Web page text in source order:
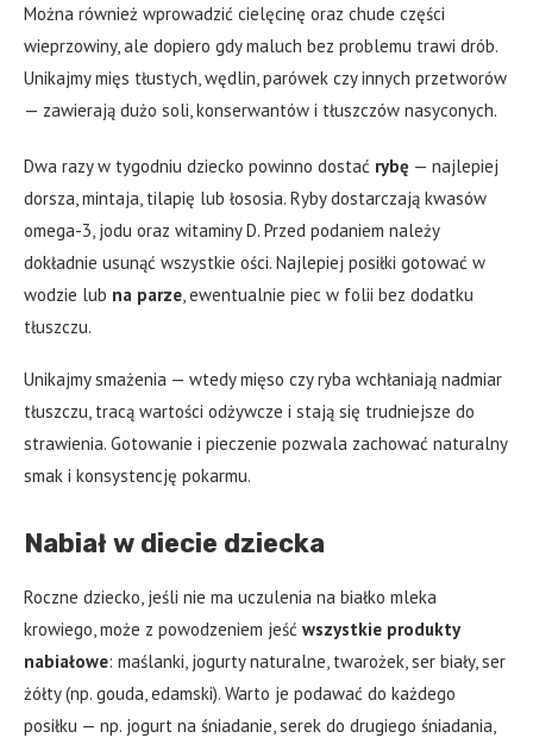
Można również wprowadzić cielęcinę oraz chude części
wieprzowiny, ale dopiero gdy maluch bez problemu trawi drób.
Unikajmy mięs tłustych, wędlin, parówek czy innych przetworów
— zawierają dużo soli, konserwantów i tłuszczów nasyconych.
Dwa razy w tygodniu dziecko powinno dostać rybę — najlepiej
dorsza, mintaja, tilapię lub łososia. Ryby dostarczają kwasów
omega-3, jodu oraz witaminy D. Przed podaniem należy
dokładnie usunąć wszystkie ości. Najlepiej posiłki gotować w
wodzie lub na parze, ewentualnie piec w folii bez dodatku
tłuszczu.
Unikajmy smażenia — wtedy mięso czy ryba wchłaniają nadmiar
tłuszczu, tracą wartości odżywcze i stają się trudniejsze do
strawienia. Gotowanie i pieczenie pozwala zachować naturalny
smak i konsystencję pokarmu.
Nabiał w diecie dziecka
Roczne dziecko, jeśli nie ma uczulenia na białko mleka
krowiego, może z powodzeniem jeść wszystkie produkty
nabiałowe: maślanki, jogurty naturalne, twarożek, ser biały, ser
żółty (np. gouda, edamski). Warto je podawać do każdego
posiłku — np. jogurt na śniadanie, serek do drugiego śniadania,